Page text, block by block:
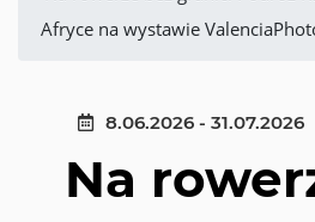
Afryce na wystawie
8.06.2026 - 31.07.2026
Na